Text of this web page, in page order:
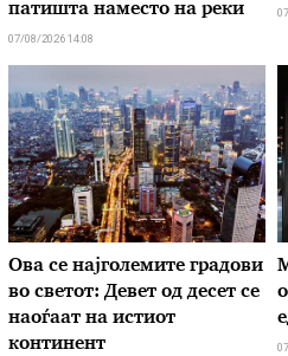
патишта наместо на реки
07/08/2026 14:08
Ова се најголемите градови
во светот: Девет од десет се
наоѓаат на истиот
континент